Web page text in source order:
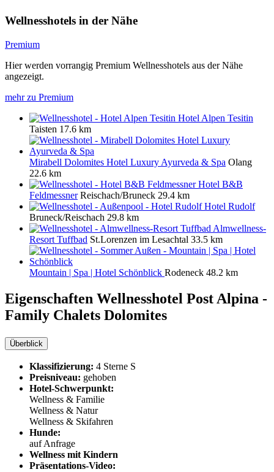
Wellnesshotels in der Nähe
Premium
Hier werden vorrangig Premium Wellnesshotels aus der Nähe
angezeigt.
mehr zu Premium
Hotel Alpen Tesitin
Taisten 17.6 km
Mirabell Dolomites Hotel Luxury Ayurveda & Spa Olang
22.6 km
Hotel B&B
Feldmessner Reischach/Bruneck 29.4 km
Hotel Rudolf
Bruneck/Reischach 29.8 km
Almwellness-
Resort Tuffbad St.Lorenzen im Lesachtal 33.5 km
Mountain | Spa | Hotel Schönblick Rodeneck 48.2 km
Eigenschaften Wellnesshotel Post Alpina -
Family Chalets Dolomites
Überblick
Klassifizierung: 4 Sterne S
Preisniveau: gehoben
Hotel-Schwerpunkt:
Wellness & Familie
Wellness & Natur
Wellness & Skifahren
Hunde:
auf Anfrage
Wellness mit Kindern
Präsentations-Video: